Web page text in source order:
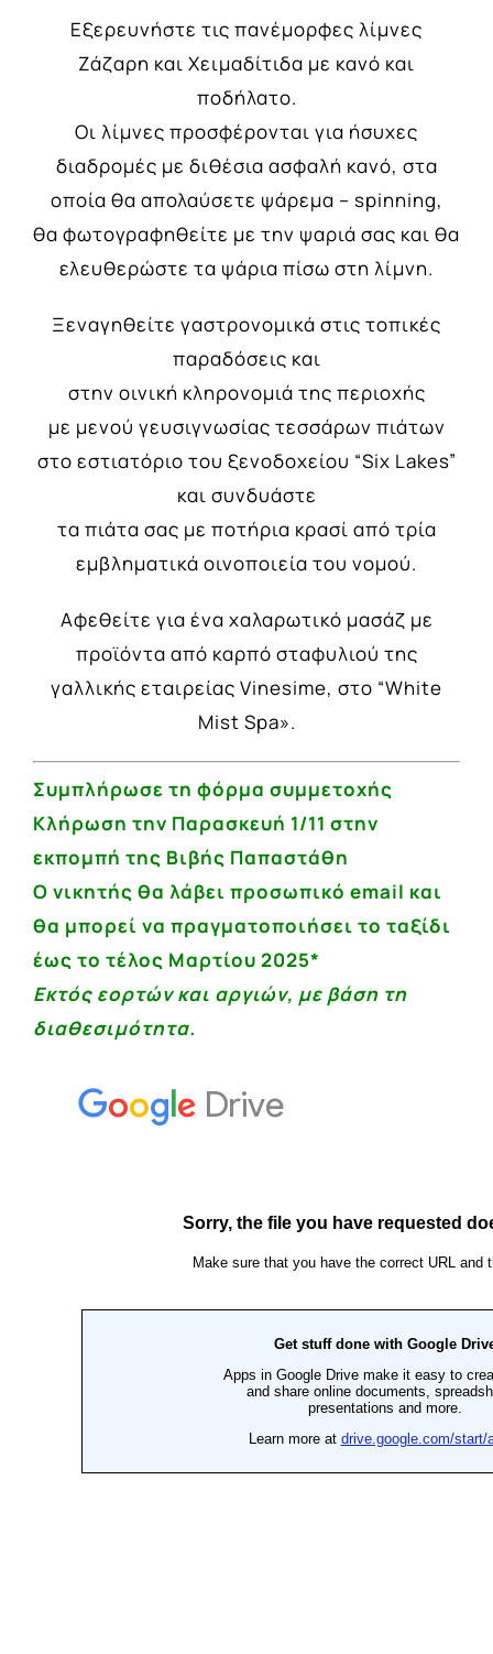
Εξερευνήστε τις πανέμορφες λίμνες
Ζάζαρη και Χειμαδίτιδα με κανό και
ποδήλατο.
Οι λίμνες προσφέρονται για ήσυχες
διαδρομές με διθέσια ασφαλή κανό, στα
οποία θα απολαύσετε ψάρεμα – spinning,
θα φωτογραφηθείτε με την ψαριά σας και θα
ελευθερώστε τα ψάρια πίσω στη λίμνη.
Ξεναγηθείτε γαστρονομικά στις τοπικές
παραδόσεις και
στην οινική κληρονομιά της περιοχής
με μενού γευσιγνωσίας τεσσάρων πιάτων
στο εστιατόριο του ξενοδοχείου “Six Lakes”
και συνδυάστε
τα πιάτα σας με ποτήρια κρασί από τρία
εμβληματικά οινοποιεία του νομού.
Αφεθείτε για ένα χαλαρωτικό μασάζ με
προϊόντα από καρπό σταφυλιού της
γαλλικής εταιρείας Vinesime, στο “White
Mist Spa».
Συμπλήρωσε τη φόρμα συμμετοχής
Κλήρωση την Παρασκευή 1/11 στην
εκπομπή της Βιβής Παπαστάθη
Ο νικητής θα λάβει προσωπικό email και
θα μπορεί να πραγματοποιήσει το ταξίδι
έως το τέλος Μαρτίου 2025*
Εκτός εορτών και αργιών, με βάση τη
διαθεσιμότητα.